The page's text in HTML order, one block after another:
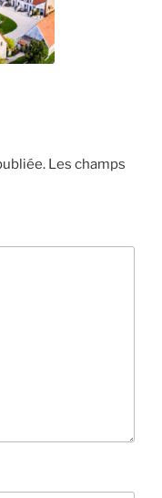
Les champs